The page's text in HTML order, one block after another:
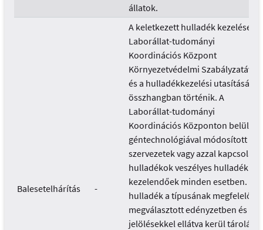
állatok.
Balesetelhárítás -
A keletkezett hulladék kezelése a
Laborállat-tudományi
Koordinációs Központ
Környezetvédelmi Szabályzatával
és a hulladékkezelési utasításával
összhangban történik. A
Laborállat-tudományi
Koordinációs Központon belül a
géntechnológiával módosított
szervezetek vagy azzal
hulladékok veszélyes
kezelendőek minden esetben. A
hulladék a típusának megfelelően
megválasztott edényzetben és
jelölésekkel ellátva kerül tárolásra